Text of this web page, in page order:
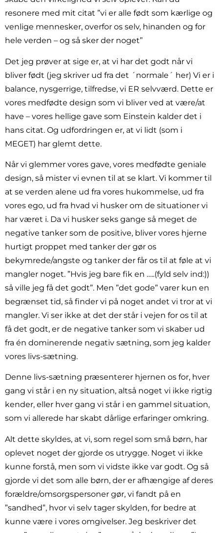
resonere med mit citat ”vi er alle født som kærlige og
venlige mennesker, overfor os selv, hinanden og for
hele verden – og så sker der noget”
Det jeg prøver at sige er, at vi har det godt når vi
bliver født (jeg skriver ud fra det ´normale´ her) Vi er i
balance, nysgerrige, tilfredse, vi ER selvværd. Dette er
vores medfødte design som vi bliver ved at være/at
have – vores hellige gave som Einstein kalder det i
hans citat. Og udfordringen er, at vi lidt (som i
MEGET) har glemt dette.
Når vi glemmer vores gave, vores medfødte geniale
design, så mister vi evnen til at se klart. Vi kommer til
at se verden alene ud fra vores hukommelse, ud fra
vores ego, ud fra hvad vi husker om de situationer vi
har været i. Da vi husker seks gange så meget de
negative tanker som de positive, bliver vores hjerne
hurtigt proppet med tanker der gør os
bekymrede/angste og tanker der får os til at føle at vi
mangler noget. ”Hvis jeg bare fik en …..(fyld selv ind:))
så ville jeg få det godt”. Men ”det gode” varer kun en
begrænset tid, så finder vi på noget andet vi tror at vi
mangler. Vi ser ikke at det der står i vejen for os til at
få det godt, er de negative tanker som vi skaber ud
fra én dominerende negativ sætning, som jeg kalder
vores livs-sætning.
Denne livs-sætning præsenterer hjernen os for, hver
gang vi står i en ny situation, altså noget vi ikke rigtig
kender, eller hver gang vi står i en gammel situation,
som vi allerede har skabt dårlige erfaringer omkring.
Alt dette skyldes, at vi, som regel som små børn, har
oplevet noget der gjorde os utrygge. Noget vi ikke
kunne forstå, men som vi vidste ikke var godt. Og så
gjorde vi det som alle børn, der er afhængige af deres
forældre/omsorgspersoner gør, vi fandt på en
”sandhed”, hvor vi selv tager skylden, for bedre at
kunne være i vores omgivelser. Jeg beskriver det